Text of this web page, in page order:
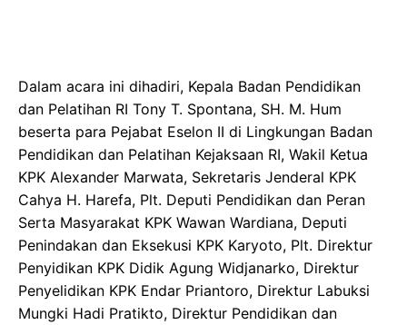
Dalam acara ini dihadiri, Kepala Badan Pendidikan
dan Pelatihan RI Tony T. Spontana, SH. M. Hum
beserta para Pejabat Eselon II di Lingkungan Badan
Pendidikan dan Pelatihan Kejaksaan RI, Wakil Ketua
KPK Alexander Marwata, Sekretaris Jenderal KPK
Cahya H. Harefa, Plt. Deputi Pendidikan dan Peran
Serta Masyarakat KPK Wawan Wardiana, Deputi
Penindakan dan Eksekusi KPK Karyoto, Plt. Direktur
Penyidikan KPK Didik Agung Widjanarko, Direktur
Penyelidikan KPK Endar Priantoro, Direktur Labuksi
Mungki Hadi Pratikto, Direktur Pendidikan dan